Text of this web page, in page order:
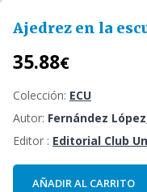
Ajedrez en la
35.88€
Colección: ECU
Autor: Fernández
Editor : Editorial Club
AÑADIR AL CARRITO